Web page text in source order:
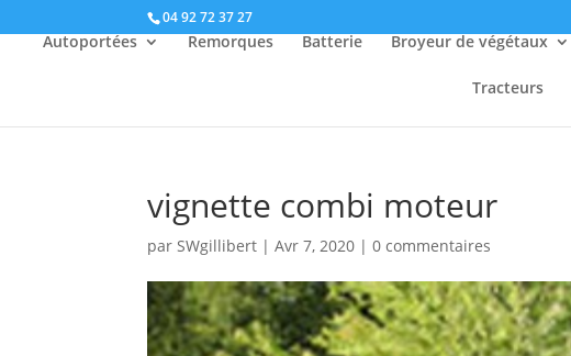
04 92 72 37 27
Autoportées Remorques Batterie Broyeur de végétaux
Tracteurs
vignette combi moteur
parSWgillibert |Avr 7, 2020 |0 commentaires